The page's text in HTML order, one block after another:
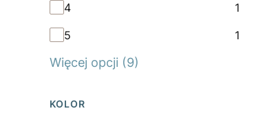
4
1
5
1
Więcej opcji (9)
KOLOR